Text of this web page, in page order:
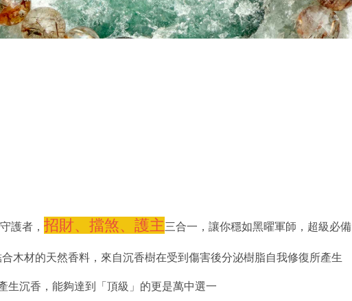
護者， 招財、擋煞、護主三合一，讓你穩如黑曜軍師，超級必備
木材的天然香料，來自沉香樹在受到傷害後分泌樹脂自我修復所產生
生沉香，能夠達到「頂級」的更是萬中選一